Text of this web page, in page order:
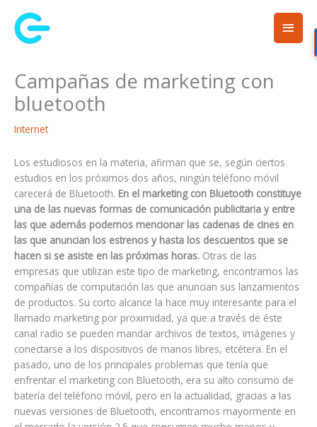
contenido
Campañas de marketing con
bluetooth
Internet
Los estudiosos en la materia, afirman que se, según ciertos
estudios en los próximos dos años, ningún teléfono móvil
carecerá de Bluetooth. En el marketing con Bluetooth constituye
una de las nuevas formas de comunicación publicitaria y entre
las que además podemos mencionar las cadenas de cines en
las que anuncian los estrenos y hasta los descuentos que se
hacen si se asiste en las próximas horas. Otras de las
empresas que utilizan este tipo de marketing, encontramos las
compañías de computación las que anuncian sus lanzamientos
de productos. Su corto alcance la hace muy interesante para el
llamado marketing por proximidad, ya que a través de éste
canal radio se pueden mandar archivos de textos, imágenes y
conectarse a los dispositivos de manos libres, etcétera. En el
pasado, uno de los principales problemas que tenía que
enfrentar el marketing con Bluetooth, era su alto consumo de
batería del teléfono móvil, pero en la actualidad, gracias a las
nuevas versiones de Bluetooth, encontramos mayormente en